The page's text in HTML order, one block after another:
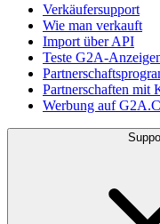
Verkäufersupport
Wie man verkauft
Import über API
Teste G2A-
Partnerschaften mit
Werbung auf